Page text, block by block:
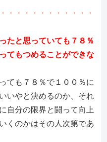
・・・・・・・・・・・
たと思っていても７８％
てもつめることができな
ても７８％で１００％に
いやと決めるのか、それ
自分の限界と闘って向上
くのかはその人次第であ